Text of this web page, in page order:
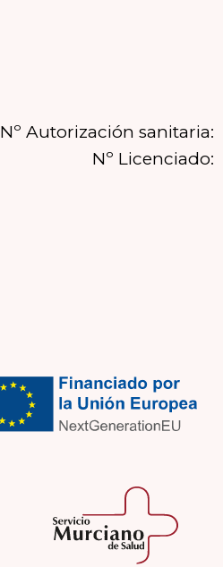
Nº Autorización sanitaria:
Nº Licenciado: